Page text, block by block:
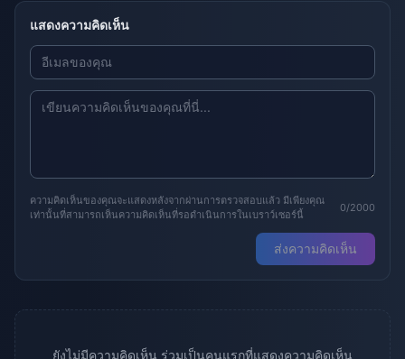
แสดงความคิดเห็น
ความคิดเห็นของคุณจะแสดงหลังจากผ่านการตรวจสอบแล้ว มีเพียงคุณ
เท่านั้นที่สามารถเห็นความคิดเห็นที่รอดำเนินการในเบราว์เซอร์นี้
0/2000
ส่งความคิดเห็น
ยังไม่มีความคิดเห็น ร่วมเป็นคนแรกที่แสดงความคิดเห็น